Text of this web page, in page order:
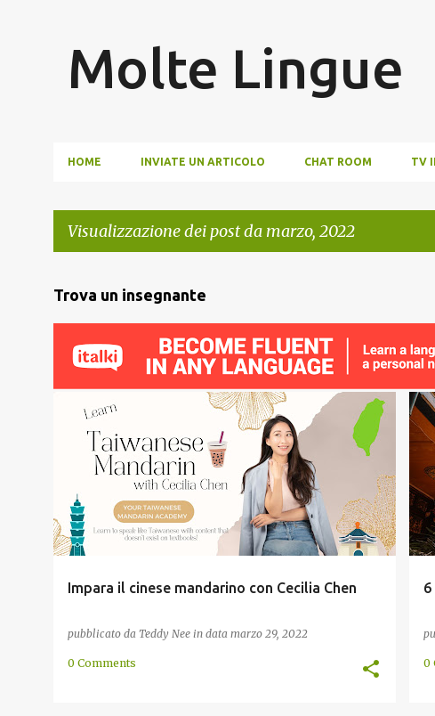
Molte Lingue
HOME INVIATE UN ARTICOLO CHAT ROOM TV
Visualizzazione dei post da marzo, 2022
P
o
Trova un insegnante
Impara il cinese mandarino con Cecilia Chen
pubblicato da Teddy Nee in data marzo 29, 2022
ASCOLTARE CINESE CLASSE +
0 Comments 0